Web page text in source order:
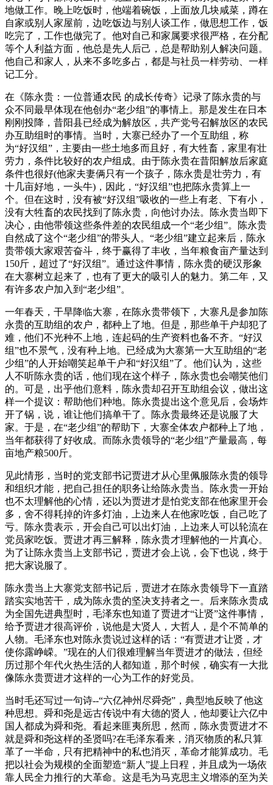
地做工作。晚上吃饭时，他端着碗饭，上面放几块咸菜，蹲在
自家或别人家屋前，边吃饭边与别人谈工作，做思想工作，饭
吃完了，工作也做完了。他对自己和家属要求很严格，在分配
等个人利益方面，他总是先人后己，总是帮助别人解决问题。
他自己和家人，从来不多吃多占，都是与社员一样劳动、一样
记工分。
在《陈永贵：一位普通农民 的成长传奇》记录了陈永贵的与
众不同最早体现在他创办“老少组”的事情上。那是发生在日本
刚刚投降，昔阳县已经成为解放区，共产党号召解放区的农民
办互助组时的事情。当时，大寨已经办了一个互助组，称
为“好汉组”，主要由一些土地多而且好，有大牲畜，家里有壮
劳力，条件比较好的农户组成。由于陈永贵在昔阳解放后家庭
条件也很好(他家夫妻俩只有一个孩子，陈永贵是壮劳力，有
十几亩好地，一头牛)，因此，“好汉组”也把陈永贵算上一
个。但在这时，没有被“好汉组”吸收的一些上有老、下有小，
没有大牲畜的农民找到了陈永贵，向他讨办法。陈永贵当即下
决心，由他带领这些条件差的农民组成一个“老少组”。陈永贵
自然成了这个“老少组”的带头人。“老少组”建立起来后，陈永
贵带领大家艰苦奋斗，终于赢得了丰收，当年粮食亩产量达到
150斤，超过了“好汉组”。通过这件事情，陈永贵的硬汉形象
在大寨树立起来了，也有了更大的吸引人的魅力。第二年，又
有许多农户加入到“老少组”。
一年春天，干旱降临大寨，在陈永贵带领下，大寨凡是参加陈
永贵的互助组的农户，都种上了地。但是，那些单干户却犯了
难，他们不光种不上地，连起码的生产资料也备不齐。“好汉
组”也不景气，没有种上地。已经成为大寨第一大互助组的“老
少组”的人开始嘲笑起单干户和“好汉组”了。他们认为，这些
人不听陈永贵的话，他们现在这个样子，陈永贵也会嘲笑他们
的。可是，出乎他们意料，陈永贵却召开互助组会议，做出这
样一个提议：帮助他们种地。陈永贵提出这个意见后，会场炸
开了锅，说，谁让他们搞单干了。陈永贵最终还是说服了大
家。于是，在“老少组”的帮助下，大寨全体农户都种上了地，
当年都获得了好收成。而陈永贵领导的“老少组”产量最高，每
亩地产粮500斤。
见此情形，当时的党支部书记贾进才从心里佩服陈永贵的领导
和组织才能，把自己担任的职务让给陈永贵当。陈永贵一开始
也不太理解他的心情，还以为贾进才是怕党支部在他家里开会
多，舍不得耗掉的许多灯油，上边来人在他家吃饭，自己吃了
亏。陈永贵表示，开会自己可以出灯油，上边来人可以轮流在
党员家吃饭。贾进才再三解释，陈永贵才理解他的一片真心。
为了让陈永贵当上支部书记，贾进才会上说，会下也说，终于
把大家说服了。
陈永贵当上大寨党支部书记后，贾进才在陈永贵领导下一直踏
踏实实地苦干，成为陈永贵的坚决支持者之一。后来陈永贵成
为全国先进典型时，毛泽东也知道了贾进才“让贤”这件事情，
给予贾进才很高评价，说他是大贤人，大哲人，是个不简单的
人物。毛泽东也对陈永贵说过这样的话：“有贾进才让贤，才
使你露峥嵘。”现在的人们很难理解当年贾进才的做法，但经
历过那个年代火热生活的人都知道，那个时候，确实有一大批
像陈永贵贾进才这样的一心为工作的好党员。
当时毛还写过一句诗--“六亿神州尽舜尧”，典型地反映了他这
种思想。舜和尧是远古传说中有大德的贤人，他却要让六亿中
国人都成为舜和尧。看起来匪夷所思，然而，陈永贵贾进才不
就是舜和尧这样的圣贤吗?在毛泽东看来，消灭物质的私只算
革了一半命，只有把精神中的私也消灭，革命才能算成功。毛
把以社会为规模的全面塑造“新人”提上日程，并且成为一场依
靠人民全力推行的大革命。这是毛为马克思主义增添的至为关